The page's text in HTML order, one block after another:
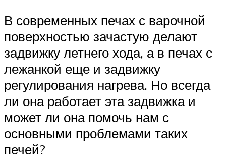
В современных печах с варочной
поверхностью зачастую делают
задвижку летнего хода, а в печах с
лежанкой еще и задвижку
регулирования нагрева. Но всегда
ли она работает эта задвижка и
может ли она помочь нам с
основными проблемами таких
печей?